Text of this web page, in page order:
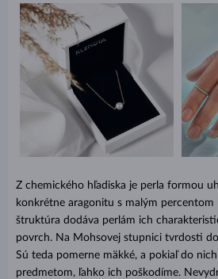
Z chemického hľadiska je perla formou
konkrétne aragonitu s malým percentom
štruktúra dodáva perlám ich
povrch. Na Mohsovej stupnici tvrdosti
Sú teda pomerne mäkké, a pokiaľ do
predmetom, ľahko ich poškodíme.